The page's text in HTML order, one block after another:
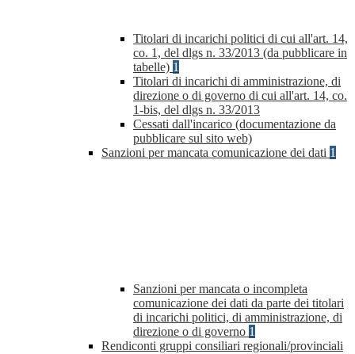
Titolari di incarichi politici di cui all'art. 14,
co. 1, del dlgs n. 33/2013 (da pubblicare in
tabelle) 1
Titolari di incarichi di amministrazione, di
direzione o di governo di cui all'art. 14, co.
1-bis, del dlgs n. 33/2013
Cessati dall'incarico (documentazione da
pubblicare sul sito web)
Sanzioni per mancata comunicazione dei dati 1
Sanzioni per mancata o incompleta
comunicazione dei dati da parte dei titolari
di incarichi politici, di amministrazione, di
direzione o di governo 1
Rendiconti gruppi consiliari regionali/provinciali